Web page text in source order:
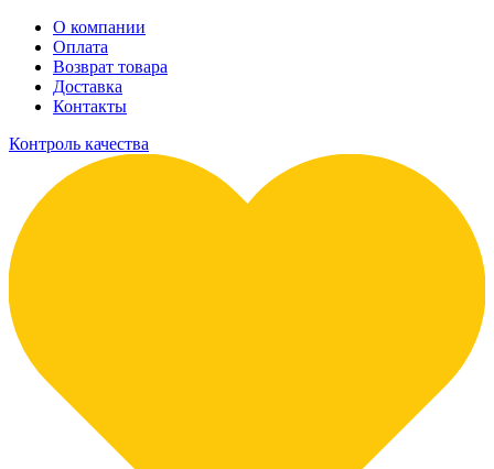
О компании
Оплата
Возврат товара
Доставка
Контакты
Контроль качества